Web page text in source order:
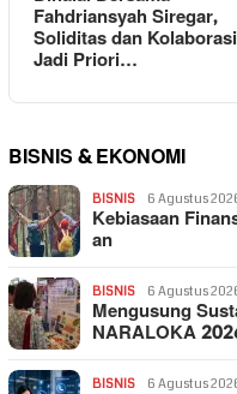
Fahdriansyah Siregar,
Soliditas dan Kolaborasi
Jadi Priori…
BISNIS & EKONOMI
BISNIS 6 Agustus
Kebiasaan
an
BISNIS 6 Agustus
Mengusung
NARALOKA
BISNIS 6 Agustus